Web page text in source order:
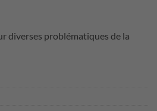
diverses problématiques de la